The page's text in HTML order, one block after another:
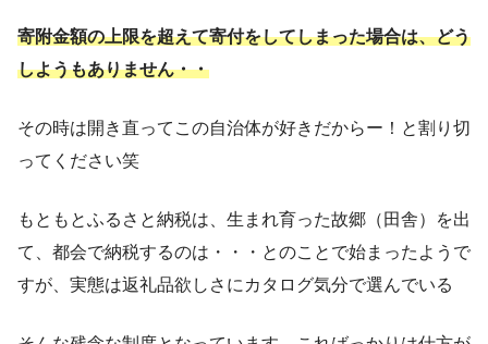
寄附金額の上限を超えて寄付をしてしまった場合は、どう
しようもありません・・
その時は開き直ってこの自治体が好きだからー！と割り切
ってください笑
もともとふるさと納税は、生まれ育った故郷（田舎）を出
て、都会で納税するのは・・・とのことで始まったようで
すが、実態は返礼品欲しさにカタログ気分で選んでいる